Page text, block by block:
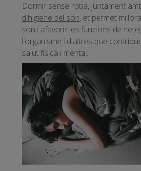
Dormir sense roba, juntament
d'higiene del son, et permet
son i afavorir les funcions de
l'organisme i d'altres que
salut física i mental.